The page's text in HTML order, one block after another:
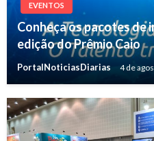
EVENTOS
Conheça os pacotes de
edição do Prêmio Caio
PortalNoticiasDiarias 4 de